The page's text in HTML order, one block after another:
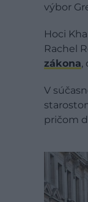
výbor
Hoci
Rachel
zákona,
V
pričom